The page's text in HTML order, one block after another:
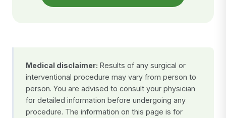
Medical disclaimer: Results of any surgical or
interventional procedure may vary from person to
person. You are advised to consult your physician
for detailed information before undergoing any
procedure. The information on this page is for